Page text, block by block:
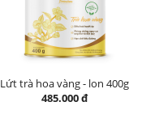
Lứt trà hoa vàng - lon 400g
485.000 đ